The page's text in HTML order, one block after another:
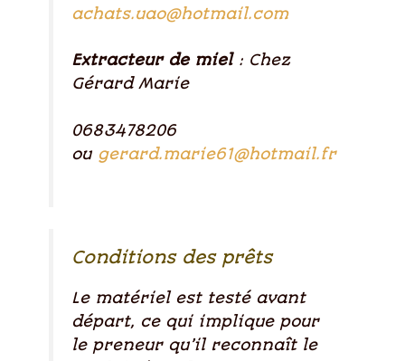
achats.uao@hotmail.com
Extracteur de miel : Chez
Gérard Marie
0683478206
ou gerard.marie61@hotmail.fr
Conditions des prêts
Le matériel est testé avant
départ, ce qui implique pour
le preneur qu’il reconnaît le